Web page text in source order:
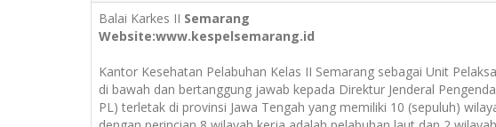
Balai Karkes II Semarang
Website:www.kespelsemarang.id
Kantor Kesehatan Pelabuhan Kelas II Semarang sebagai Unit
di bawah dan bertanggung jawab kepada Direktur Jenderal
PL) terletak di provinsi Jawa Tengah yang memiliki 10 (sepuluh)